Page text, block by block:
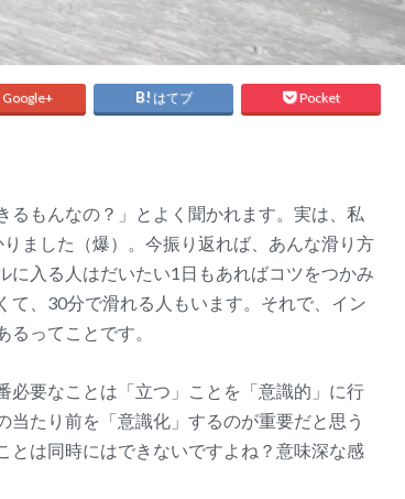
Google+ はてブ Pocket
るもんなの？」とよく聞かれます。実は、私
ました（爆）。今振り返れば、あんな滑り方
に入る人はだいたい1日もあればコツをつかみ
て、30分で滑れる人もいます。それで、イン
るってことです。
必要なことは「立つ」ことを「意識的」に行
たり前を「意識化」するのが重要だと思う
とは同時にはできないですよね？意味深な感